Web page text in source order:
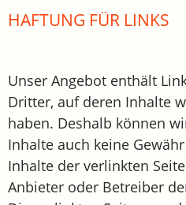
HAFTUNG FÜR LINKS
Unser Angebot enthält
Dritter, auf deren Inhalte
haben. Deshalb können
Inhalte auch keine
Inhalte der verlinkten
Anbieter oder Betreiber